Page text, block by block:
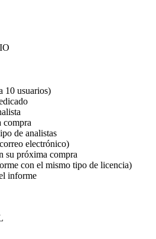
10 usuarios)
compra
de analistas
electrónico)
su próxima compra
con el mismo tipo de licencia)
informe